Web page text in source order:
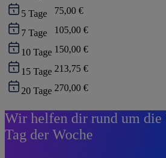
5 Tage 75,00 €
7 Tage 105,00 €
10 Tage 150,00 €
15 Tage 213,75 €
20 Tage 270,00 €
Wir helfen dir rund um die
Tag der Woche